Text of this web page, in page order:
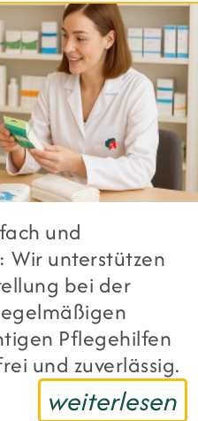
und
Wir unterstützen
bei der
Pflegehilfen
und zuverlässig.
weiterlesen